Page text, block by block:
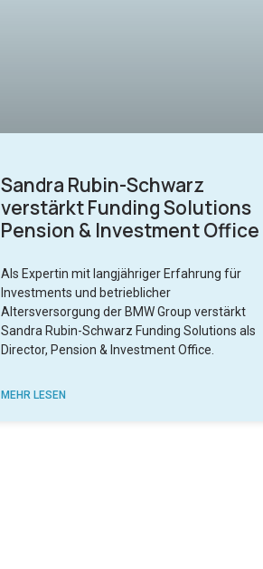
Sandra Rubin-Schwarz
verstärkt Funding Solutions
Pension & Investment Office
Als Expertin mit langjähriger Erfahrung für
Investments und betrieblicher
Altersversorgung der BMW Group verstärkt
Sandra Rubin-Schwarz Funding Solutions als
Director, Pension & Investment Office.
MEHR LESEN